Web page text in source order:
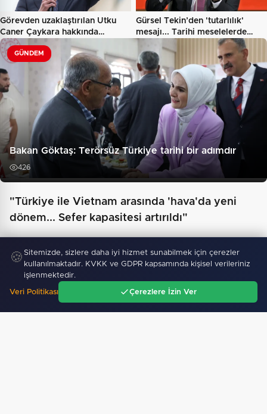
Görevden uzaklaştırılan Utku
Caner Çaykara hakkında…
Gürsel Tekin’den 'tutarlılık'
mesajı... Tarihi meselelerde…
GÜNDEM
Bakan Göktaş: Terörsüz Türkiye tarihi bir adımdır
426
"Türkiye ile Vietnam arasında 'hava'da yeni
dönem... Sefer kapasitesi artırıldı"
🍪 Sitemizde, sizlere daha iyi hizmet sunabilmek için çerezler
kullanılmaktadır. KVKK ve GDPR kapsamında kişisel verileriniz
işlenmektedir.
Veri Politikası Çerezlere İzin Ver
Gündem Ara Menü